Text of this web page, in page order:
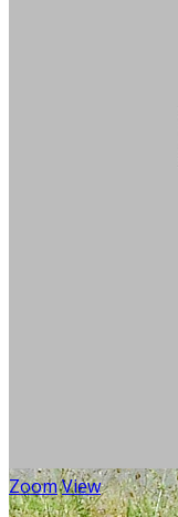
ZoomView